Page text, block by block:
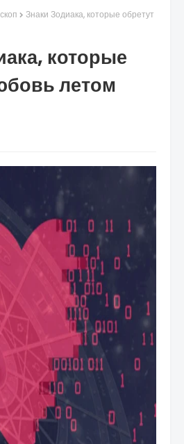
Знаки Зодиака, которые обретут
которые
летом